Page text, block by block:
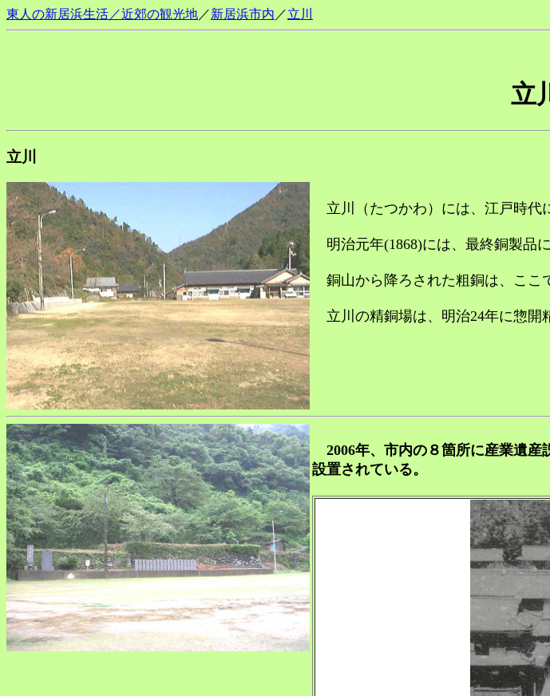
東人の新居浜生活／近郊の観光地／新居浜市内 ／立川
立
立川
立川（たつかわ）には、江戸時代
明治元年(1868)には、最終銅製品
銅山から降ろされた粗銅は、ここ
立川の精銅場は、明治24年に惣開
2006年、市内の８箇所に産業遺産
設置されている。